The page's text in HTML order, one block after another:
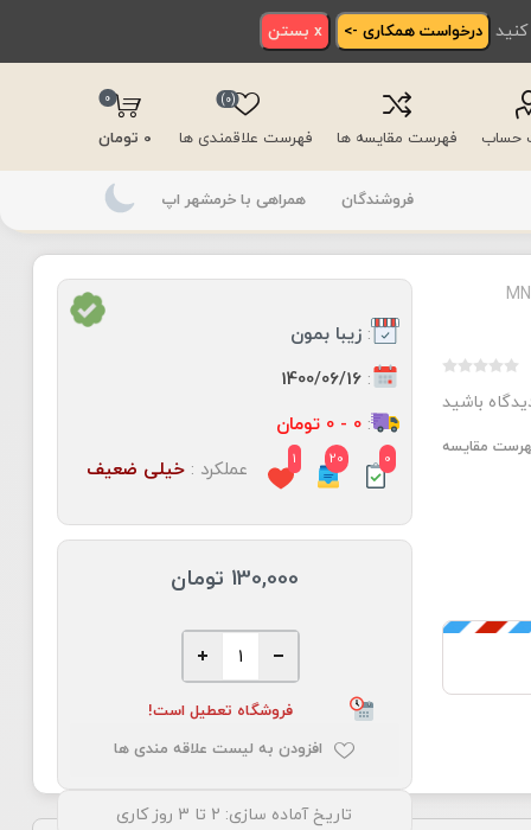
درخواست همکاری -> x بستن
حساب فهرست مقایسه ها فهرست علاقمندی ها
(0)
0
0 تومان
فروشندگان همراهی با خرمشهر اپ
باشید
مقایسه
:زیبا بمون
:
1400/06/16
:0 - 0 تومان
0
20
1 عملکرد :خیلی ضعیف
130,000 تومان
فروشگاه تعطیل است!
افزودن به لیست علاقه مندی ها
تاریخ آماده سازی: 2 تا 3 روز کاری